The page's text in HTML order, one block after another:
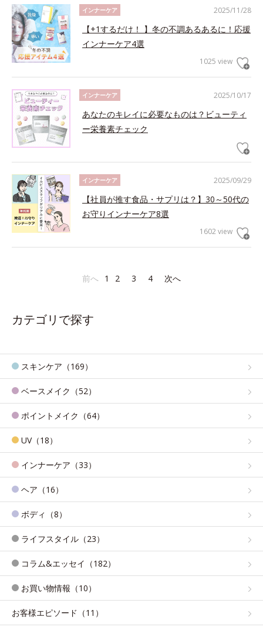
2025/11/28
インナーケア
【+1するだけ！ 】冬の不調あるあるに！応援
インナーケア4選
1025 view
2025/10/17
インナーケア
あなたのキレイに必要なものは？ビューティ
ー栄養素チェック
2025/09/29
インナーケア
【社員が推す食品・サプリは？】30～50代の
お守りインナーケア8選
1602 view
前へ 1 2 3 4 次へ
カテゴリで探す
スキンケア（169）
ベースメイク（52）
ポイントメイク（64）
UV（18）
インナーケア（33）
ヘア（16）
ボディ（8）
ライフスタイル（23）
コラム&エッセイ（182）
お買い物情報（10）
お客様エピソード（11）